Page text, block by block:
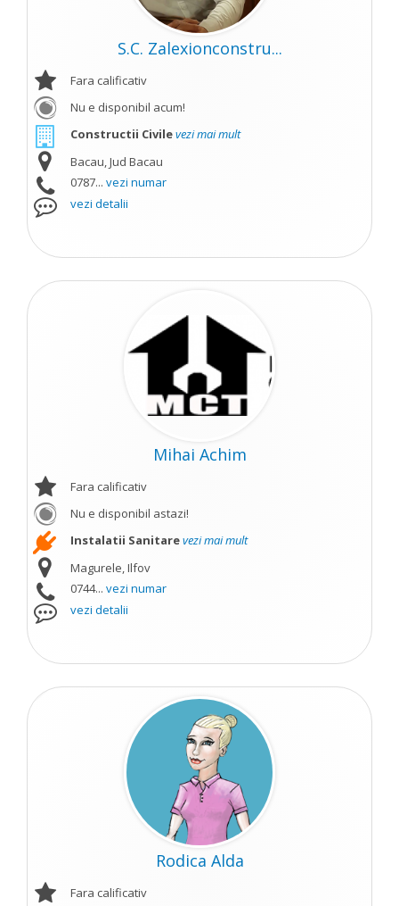
S.C. Zalexionconstru...
Fara calificativ
Nu e disponibil acum!
Constructii Civilevezi mai mult
Bacau, Jud Bacau
0787... vezi numar
vezi detalii
Mihai Achim
Fara calificativ
Nu e disponibil astazi!
Instalatii Sanitarevezi mai mult
Magurele, Ilfov
0744... vezi numar
vezi detalii
Rodica Alda
Fara calificativ